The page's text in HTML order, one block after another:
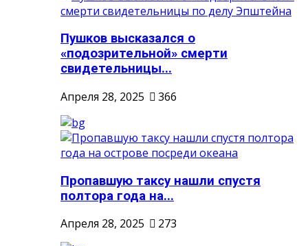
Пушков высказался о
«подозрительной» смерти
свидетельницы...
Апреля 28, 2025
366
Пропавшую таксу нашли спустя
полтора года на...
Апреля 28, 2025
273